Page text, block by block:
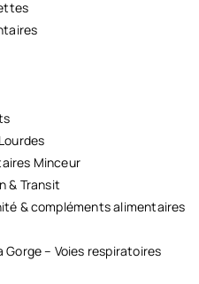
Minceur
& Transit
& compléments alimentaires
Gorge – Voies respiratoires